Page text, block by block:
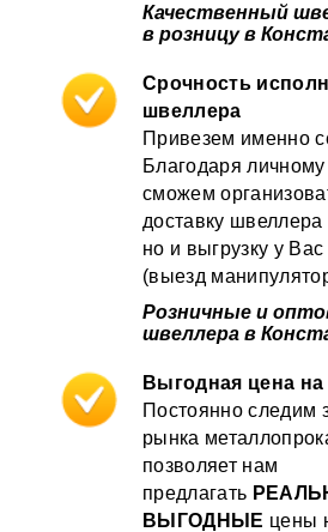
Качественный
в розницу в
Срочность
швеллера
Привезем именно
Благодаря личному
сможем
доставку швеллера
но и выгрузку у
(выезд
Розничные и
швеллера в
Выгодная цена
Постоянно следим
рынка
позволяет нам
предлагать
ВЫГОДНЫЕ цены